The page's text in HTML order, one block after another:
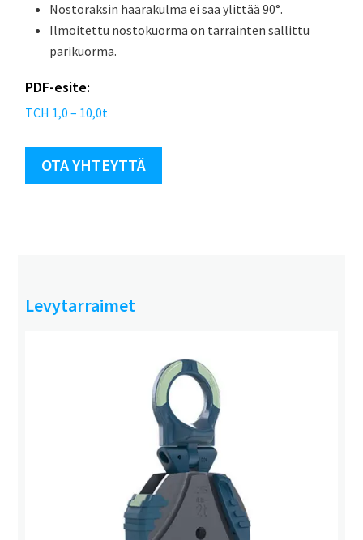
Nostoraksin haarakulma ei saa ylittää 90°.
Ilmoitettu nostokuorma on tarrainten sallittu
parikuorma.
PDF-esite:
TCH 1,0 – 10,0t
OTA YHTEYTTÄ
Levytarraimet